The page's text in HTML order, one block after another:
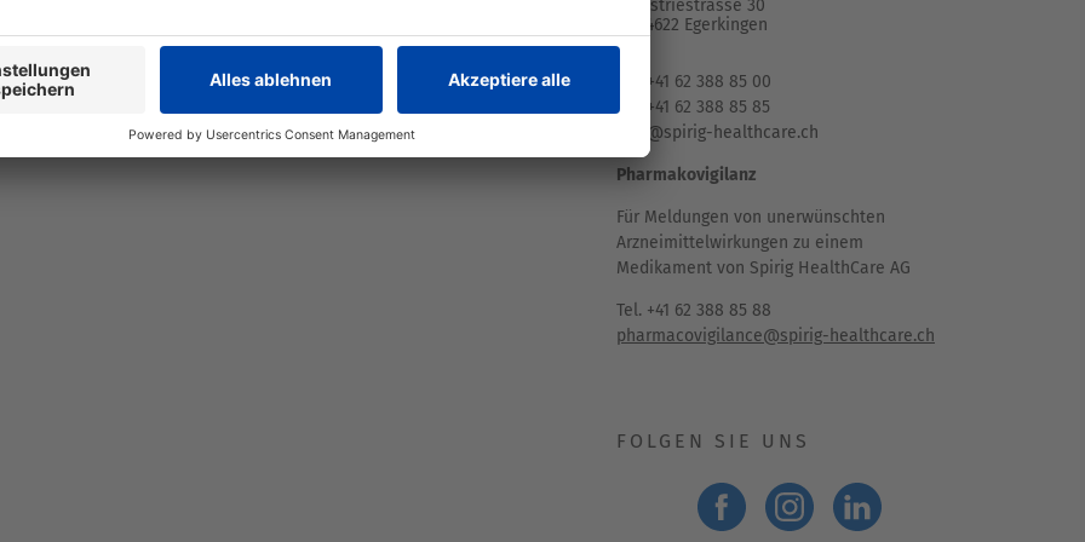
Spirig HC Online
Industriestrasse 30
CH-4622 Egerkingen
Tel. +41 62 388 85 00
Fax +41 62 388 85 85
info@spirig-healthcare.ch
Pharmakovigilanz
Für Meldungen von unerwünschten
Arzneimittelwirkungen zu einem
Medikament von Spirig HealthCare AG
Tel. +41 62 388 85 88
pharmacovigilance@spirig-healthcare.ch
FOLGEN SIE UNS